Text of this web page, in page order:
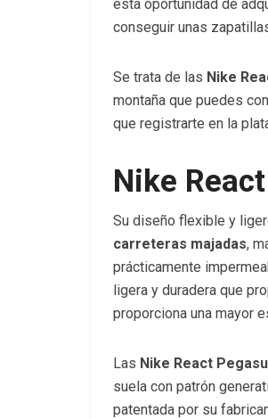
esta oportunidad de
conseguir unas
Se trata de las Nike
montaña que puedes
que registrarte en la
Nike
Su diseño flexible y
carreteras majadas,
prácticamente
ligera y duradera que
proporciona una mayor
Las Nike React
suela con patrón
patentada por su